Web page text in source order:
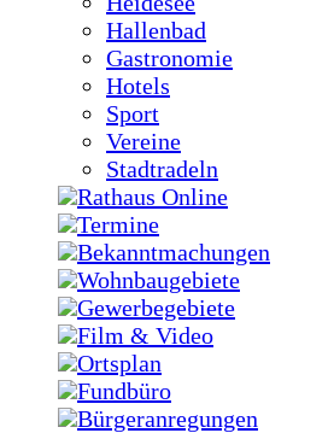
Hallenbad
Gastronomie
Hotels
Sport
Vereine
Stadtradeln
Rathaus Online
Termine
Bekanntmachungen
Wohnbaugebiete
Gewerbegebiete
Film & Video
Ortsplan
Fundbüro
Bürgeranregungen